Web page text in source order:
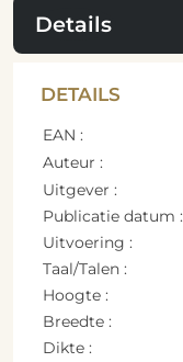
Details
DETAILS
EAN :
Auteur :
Uitgever :
Publicatie datum :
Uitvoering :
Taal/Talen :
Hoogte :
Breedte :
Dikte :